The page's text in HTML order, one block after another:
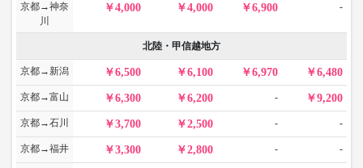
京都→神奈
川
4,000 4,000 6,900 -
北陸・甲信越地方
京都→新潟 6,500 6,100 6,970 6,480
京都→富山 6,300 6,200 - 9,200
京都→石川 3,700 2,500 - -
京都→福井 3,300 2,800 - -